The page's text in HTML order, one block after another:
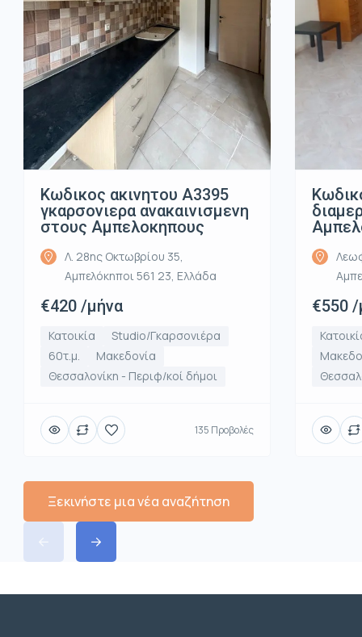
Κωδικος ακινητου Α3395
γκαρσονιερα ανακαινισμενη
στους Αμπελοκηπους
Λ. 28ης Οκτωβρίου 35,
Αμπελόκηποι 561 23, Ελλάδα
€420 /μήνα
Κατοικία
Studio/Γκαρσονιέρα
60τ.μ.
Μακεδονία
Θεσσαλονίκη - Περιφ/κοί δήμοι
135 Προβολές
€550
Ξεκινήστε μια νέα αναζήτηση